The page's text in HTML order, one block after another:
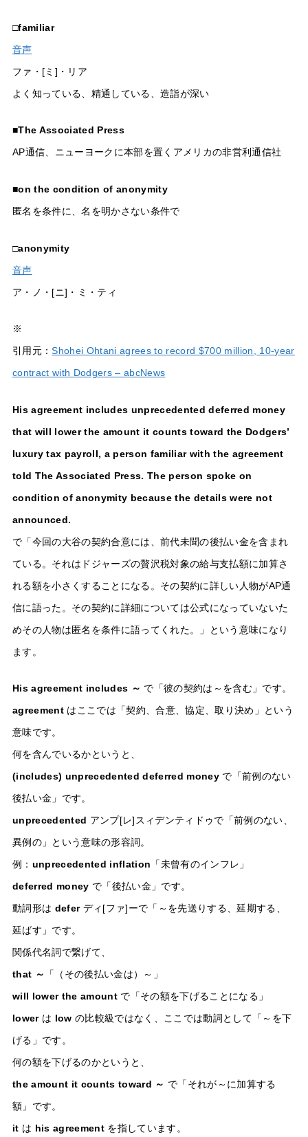
□familiar
音声
ファ・[ミ]・リア
よく知っている、精通している、造詣が深い
■The Associated Press
AP通信、ニューヨークに本部を置くアメリカの非営利通信社
■on the condition of anonymity
匿名を条件に、名を明かさない条件で
□anonymity
音声
ア・ノ・[ニ]・ミ・ティ
※
引用元：Shohei Ohtani agrees to record $700 million, 10-year
contract with Dodgers – abcNews
His agreement includes unprecedented deferred money
that will lower the amount it counts toward the Dodgers’
luxury tax payroll, a person familiar with the agreement
told The Associated Press. The person spoke on
condition of anonymity because the details were not
announced.
で「今回の大谷の契約合意には、前代未聞の後払い金を含まれ
ている。それはドジャーズの贅沢税対象の給与支払額に加算さ
れる額を小さくすることになる。その契約に詳しい人物がAP通
信に語った。その契約に詳細については公式になっていないた
めその人物は匿名を条件に語ってくれた。」という意味になり
ます。
His agreement includes ～ で「彼の契約は～を含む」です。
agreement はここでは「契約、合意、協定、取り決め」という
意味です。
何を含んでいるかというと、
(includes) unprecedented deferred money で「前例のない
後払い金」です。
unprecedented アンプ[レ]スィデンティドゥで「前例のない、
異例の」という意味の形容詞。
例： unprecedented inflation 「未曾有のインフレ」
deferred money で「後払い金」です。
動詞形は defer ディ[ファ]ーで「～を先送りする、延期する、
延ばす」です。
関係代名詞で繋げて、
that ～ 「（その後払い金は）～」
will lower the amount で「その額を下げることになる」
lowerは low の比較級ではなく、ここでは動詞として「～を下
げる」です。
何の額を下げるのかというと、
the amount it counts toward ～ で「それが～に加算する
額」です。
it は his agreement を指しています。